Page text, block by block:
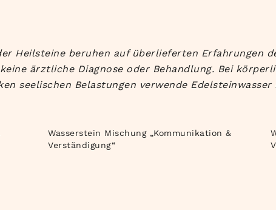
Heilsteine beruhen auf überlieferten Erfahrungen
ärztliche Diagnose oder Behandlung. Bei
seelischen Belastungen verwende
Wasserstein Mischung „Kommunikation &
Verständigung“